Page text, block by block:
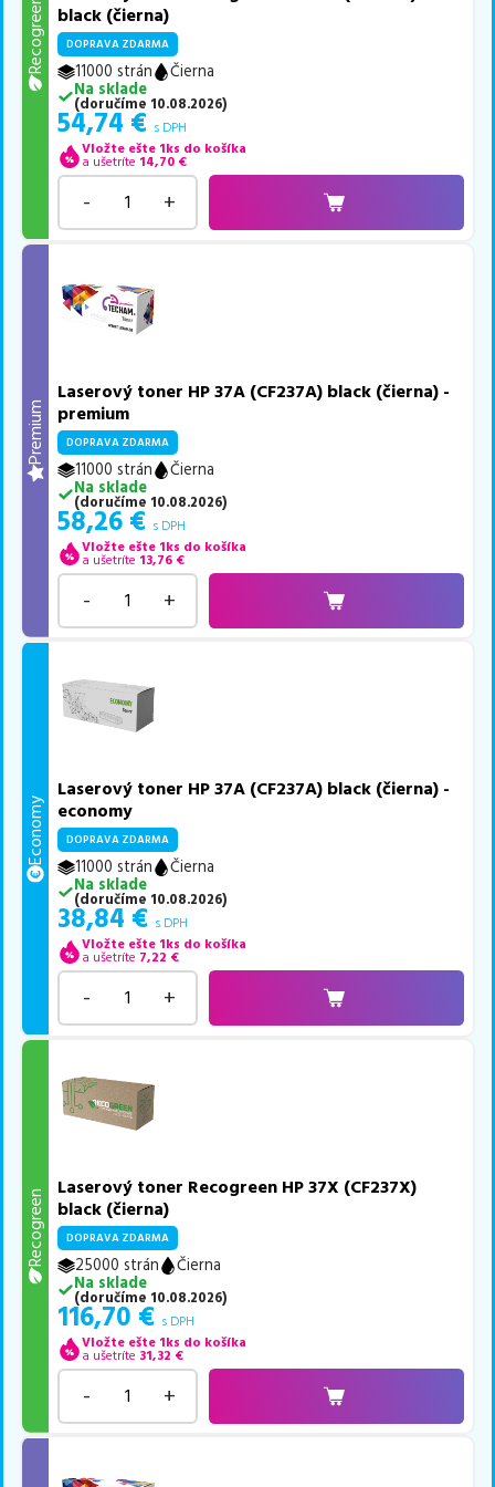
Recogreen black (čierna)
DOPRAVA ZDARMA
11000 strán
Čierna
Na sklade
(doručíme 10.08.2026)
54,74 € s DPH
Vložte ešte 1ks do košíka
a ušetríte 14,70 €
- +
Premium
Laserový toner HP 37A (CF237A) black (čierna) -
premium
DOPRAVA ZDARMA
11000 strán
Čierna
Na sklade
(doručíme 10.08.2026)
58,26 € s DPH
Vložte ešte 1ks do košíka
a ušetríte 13,76 €
- +
Economy
Laserový toner HP 37A (CF237A) black (čierna) -
economy
DOPRAVA ZDARMA
11000 strán
Čierna
Na sklade
(doručíme 10.08.2026)
38,84 € s DPH
Vložte ešte 1ks do košíka
a ušetríte 7,22 €
- +
Recogreen
Laserový toner Recogreen HP 37X (CF237X)
black (čierna)
DOPRAVA ZDARMA
25000 strán
Čierna
Na sklade
(doručíme 10.08.2026)
116,70 € s DPH
Vložte ešte 1ks do košíka
a ušetríte 31,32 €
- +